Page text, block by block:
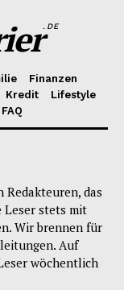
.DE
Finanzen
Kredit
Lifestyle
FAQ
Redakteuren, das
Leser stets mit
Wir brennen für
Auf
wöchentlich